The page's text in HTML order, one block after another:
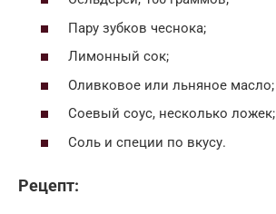
Пару зубков чеснока;
Лимонный сок;
Оливковое или льняное масло;
Соевый соус, несколько ложек;
Соль и специи по вкусу.
Рецепт: